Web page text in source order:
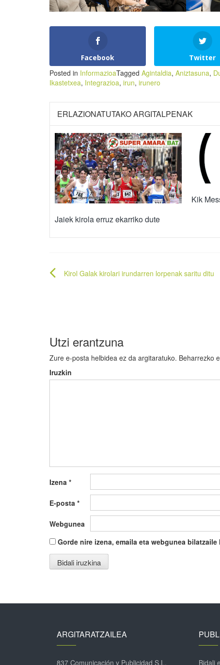
Facebook Twitter
Posted in InformazioaTagged Agintaldia, Aniztasuna,
Ikastetxea, Integrazioa, irun, irunero
ERLAZIONATUTAKO ARGITALPENAK
Jaiek kirola erruz ekarriko dute
Kik
Bidalketetan
Kirol Galak kirolari irundarren lorpenak saritu ditu
Utzi erantzuna
Zure e-posta helbidea ez da argitaratuko. Beharrezko
Iruzkin
Izena *
E-posta *
Webgunea
Gorde nire izena, emaila eta webgunea
ARGITARATZAILEA
837 Comunicación y Publicidad S.L. Bidali